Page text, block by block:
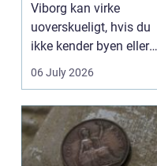
Viborg kan virke
uoverskueligt, hvis du
ikke kender byen eller
det lokale...
06 July 2026